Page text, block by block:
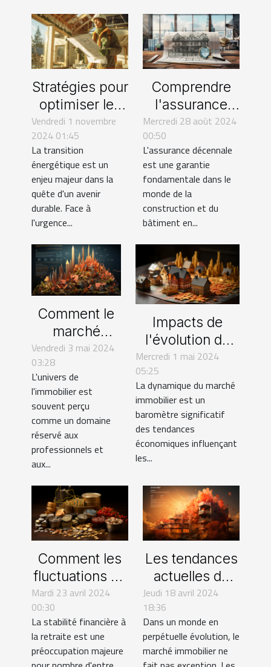
Stratégies pour
optimiser les
rénovations
énergétiques
avec les aides
actuelles
Vendredi 1 novembre
2024 01:45
La transition
énergétique est un
enjeu majeur dans la
quête d'un avenir
durable. Face à
l'urgence...
Comprendre
l'assurance
décennale
sociétés
étrangères en
Europe
Mercredi 28 août 2024
00:50
L'assurance décennale
est une garantie
fondamentale dans le
monde de la
construction et du
bâtiment en...
Comment le
marché
immobilier
impacte
l'économie
globale
Vendredi 3 mai 2024
03:28
L'univers de
l'immobilier est
souvent perçu
comme un domaine
réservé aux
professionnels et
aux...
Impacts de
l'évolution du
marché
immobilier sur
les
investissements
personnels
Mercredi 1 mai 2024
05:25
La dynamique du marché
immobilier est un
baromètre significatif
des tendances
économiques influençant
les...
Comment les
fluctuations du
marché
immobilier
influencent
votre épargne
Mardi 23 avril 2024
00:30
La stabilité financière à
la retraite est une
préoccupation majeure
Les tendances
actuelles du
marché
immobilier et
leur impact sur
les
Jeudi 18 avril 2024
18:36
Dans un monde en
perpétuelle évolution, le
marché immobilier ne